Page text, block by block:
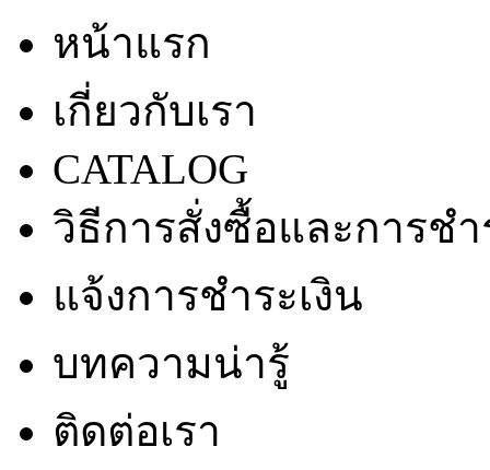
หน้าแรก
เกี่ยวกับเรา
CATALOG
วิธีการสั่งซื้อและการชำ
แจ้งการชำระเงิน
บทความน่ารู้
ติดต่อเรา